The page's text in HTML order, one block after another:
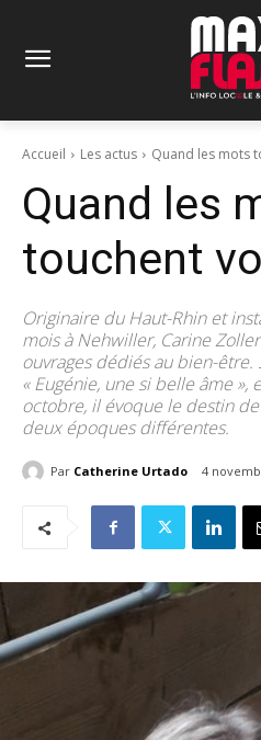
Accueil Les actus Quand les mots
Quand les
touchent
Originaire du Haut-Rhin et
mois à Nehwiller, Carine
ouvrages dédiés au bien-
« Eugénie, une si belle âme
octobre, il évoque le destin
deux époques différentes.
Par Catherine Urtado 4